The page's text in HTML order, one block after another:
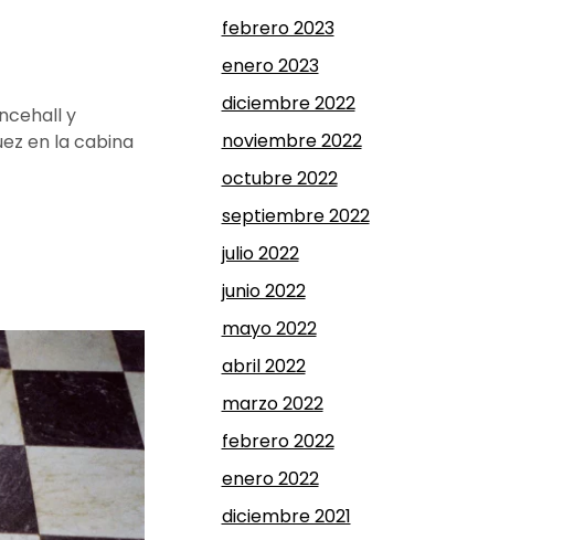
y
en la cabina
febrero 2023
enero 2023
diciembre 2022
noviembre 2022
octubre 2022
septiembre 2022
julio 2022
junio 2022
mayo 2022
abril 2022
marzo 2022
febrero 2022
enero 2022
diciembre 2021